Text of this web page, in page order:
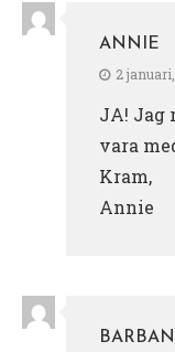
ANNIE
2 januari,
JA! Jag
vara
Kram,
Annie
BARBAN